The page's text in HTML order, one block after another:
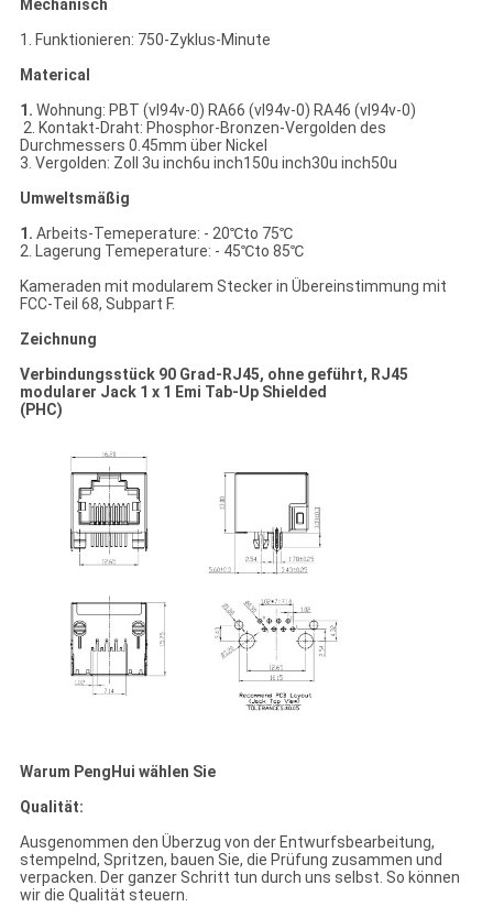
Mechanisch
1. Funktionieren: 750-Zyklus-Minute
Materical
1. Wohnung: PBT (vl94v-0) RA66 (vl94v-0) RA46 (vl94v-0)
2. Kontakt-Draht: Phosphor-Bronzen-Vergolden des
Durchmessers 0.45mm über Nickel
3. Vergolden: Zoll 3u inch6u inch150u inch30u inch50u
Umweltsmäßig
1. Arbeits-Temeperature: - 20℃to 75℃
2. Lagerung Temeperature: - 45℃to 85℃
Kameraden mit modularem Stecker in Übereinstimmung mit
FCC-Teil 68, Subpart F.
Zeichnung
Verbindungsstück 90 Grad-RJ45, ohne geführt, RJ45
modularer Jack 1 x 1 Emi Tab-Up Shielded
(PHC)
Warum PengHui wählen Sie
Qualität:
Ausgenommen den Überzug von der Entwurfsbearbeitung,
stempelnd, Spritzen, bauen Sie, die Prüfung zusammen und
verpacken. Der ganzer Schritt tun durch uns selbst. So können
wir die Qualität steuern.